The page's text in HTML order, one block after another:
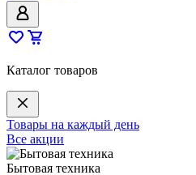
Каталог товаров
Товары на каждый день
Все акции
Бытовая техника